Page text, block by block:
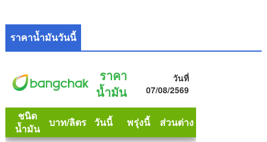
ราคาน้ำมันวันนี้